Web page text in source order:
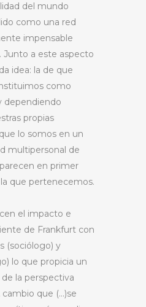
del mundo
como una red
impensable
Junto a este aspecto
idea: la de que
como
dependiendo
propias
lo somos en un
multipersonal de
en primer
que pertenecemos.
el impacto e
de Frankfurt con
(sociólogo) y
lo que propicia un
la perspectiva
cambio que (…)se